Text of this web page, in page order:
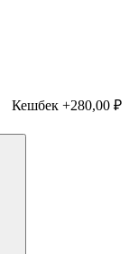
Кешбек +280,00 ₽